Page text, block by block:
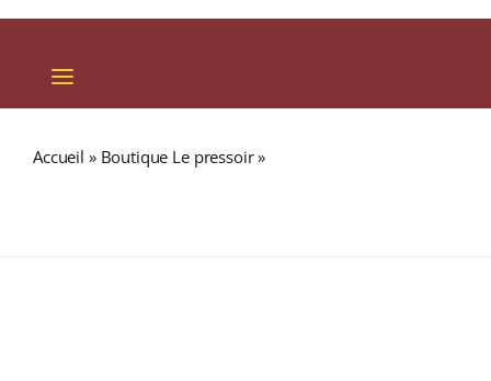
Toggle
Navigation
Accueil » Boutique Le pressoir»